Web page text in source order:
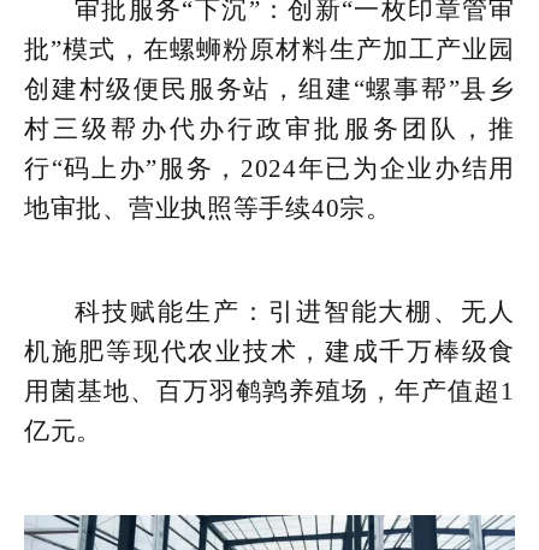
审批服务“下沉”：创新“一枚印章管审
批”模式，在螺蛳粉原材料生产加工产业园
创建村级便民服务站，组建“螺事帮”县乡
村三级帮办代办行政审批服务团队，推
行“码上办”服务，2024年已为企业办结用
地审批、营业执照等手续40宗。
科技赋能生产：引进智能大棚、无人
机施肥等现代农业技术，建成千万棒级食
用菌基地、百万羽鹌鹑养殖场，年产值超1
亿元。